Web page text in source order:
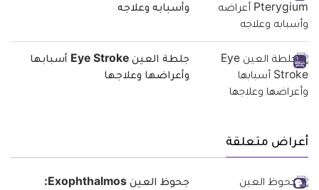
وأسبابه وعلاجه
جلطة العين Eye Stroke أسبابها
وأعراضها وعلاجها
أعراض متعلقة
جحوظ العين Exophthalmos: